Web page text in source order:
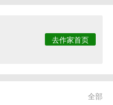
去作家首页
全部